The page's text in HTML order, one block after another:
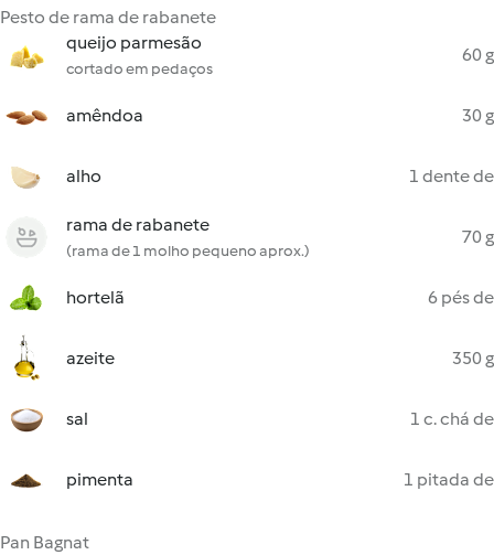
Pesto de rama de rabanete
queijo parmesão
cortado em pedaços
60 g
amêndoa 30 g
alho 1 dente de
rama de rabanete
(rama de 1 molho pequeno aprox.)
70 g
hortelã 6 pés de
azeite 350 g
sal 1 c. chá de
pimenta 1 pitada de
Pan Bagnat